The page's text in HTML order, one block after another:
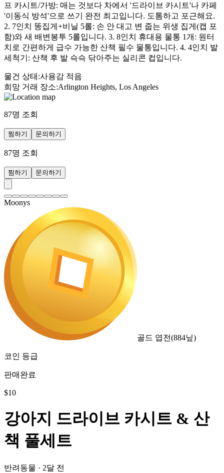
프 카시트/가방: 매는 것보다 차에서 '드라이브 카시트'나 카페
'이동식 방석'으로 쓰기 완전 최고입니다. 도톰하고 포근해요.
2. 7인치 똥집게+비닐 5롤: 손 안 대고 변 줍는 위생 집게(캡 포
함)와 새 배변봉투 5롤입니다. 3. 8인치 휴대용 물통 1개: 원터
치로 간편하게 급수 가능한 산책 필수 물통입니다. 4. 4인치 발
세척기: 산책 후 발 슥슥 닦아주는 실리콘 컵입니다.
물건 상태 :사용감 적음
희망 거래 장소:Arlington Heights, Los Angeles
87명 조회
찜하기 문의하기
87명 조회
찜하기 문의하기
Moonys
골드 엽전(884닢)
코인 등급
판매완료
$10
강아지 드라이브 카시트 & 산
책 풀세트
반려동물 · 2달 전